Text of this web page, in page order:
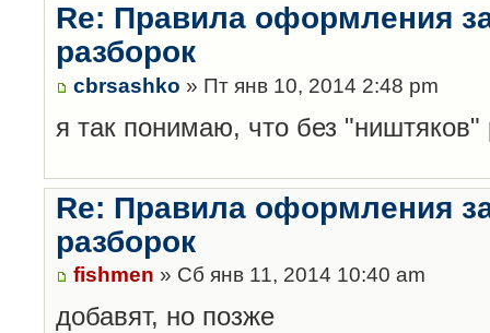
Re: Правила оформления
разборок
cbrsashko » Пт янв 10, 2014 2:48 pm
я так понимаю, что без "ништяков"
Re: Правила оформления
разборок
fishmen » Сб янв 11, 2014 10:40 am
добавят, но позже